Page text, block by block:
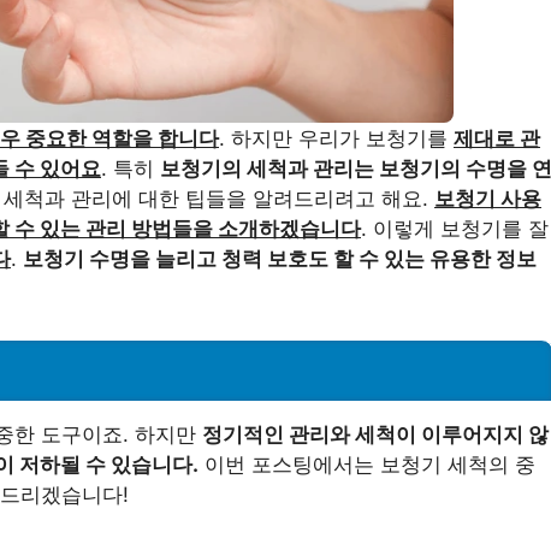
중요한 역할을 합니다. 하지만 우리가 보청기를 제대로 관
수 있어요. 특히 보청기의 세척과 관리는 보청기의 수명을 연
척과 관리에 대한 팁들을 알려드리려고 해요. 보청기 사용
수 있는 관리 방법들을 소개하겠습니다. 이렇게 보청기를 잘
. 보청기 수명을 늘리고 청력 보호도 할 수 있는 유용한 정보
한 도구이죠. 하지만 정기적인 관리와 세척이 이루어지지 않
저하될 수 있습니다. 이번 포스팅에서는 보청기 세척의 중
리겠습니다!